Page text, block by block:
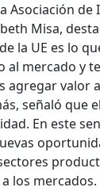
Asociación
Misa,
la UE es lo
al mercado y
agregar valor
señaló que
En este
los mercados.